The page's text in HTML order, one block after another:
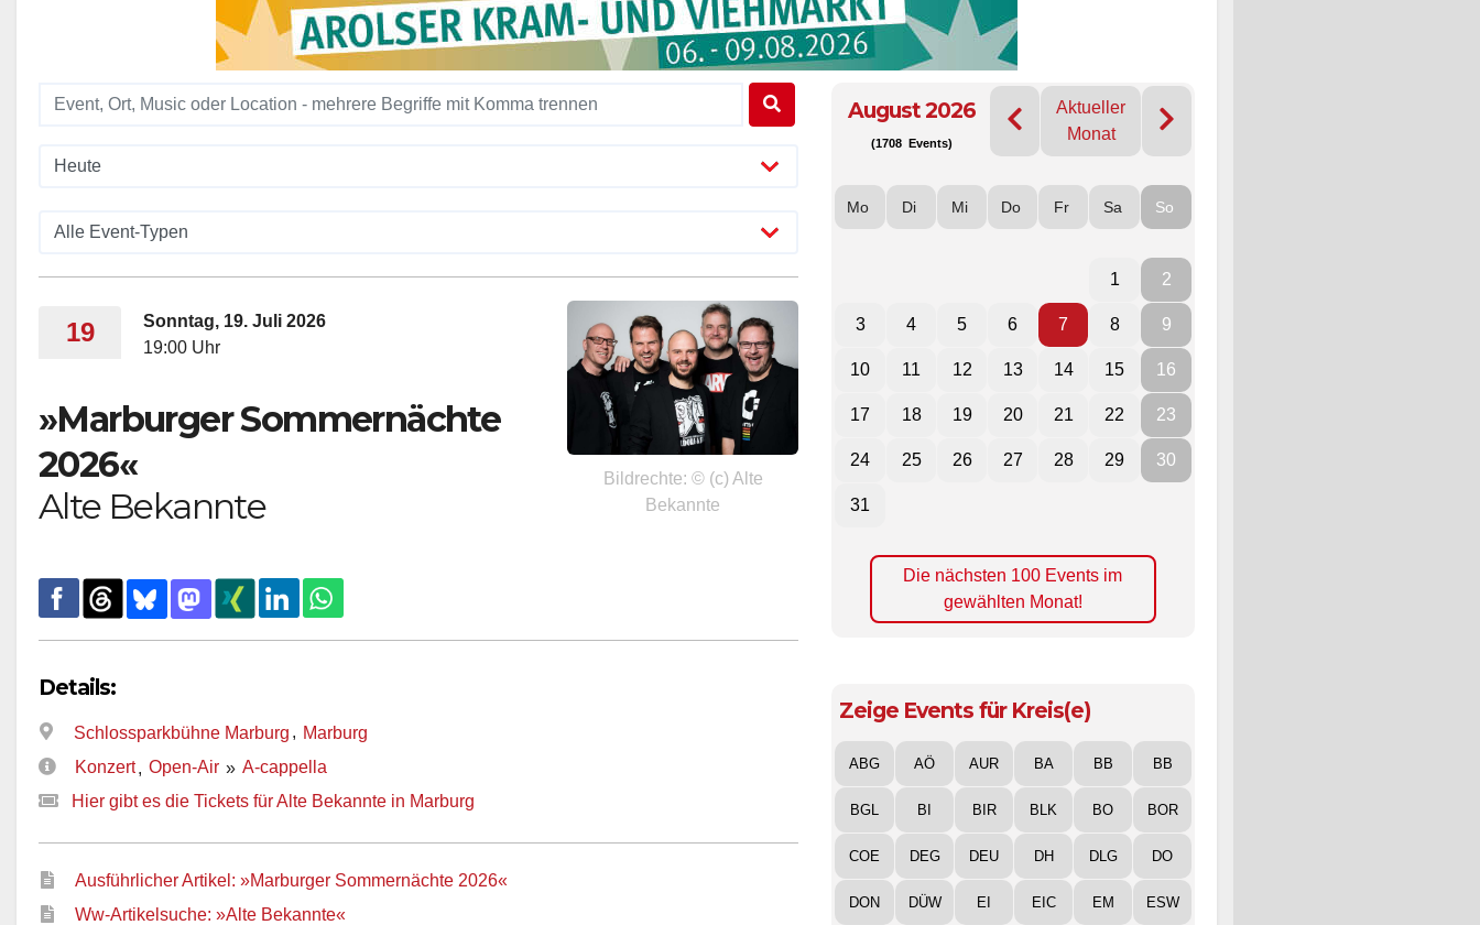
19
Sonntag, 19. Juli 2026
19:00 Uhr
»Marburger Sommernächte
2026«
Alte Bekannte
Bildrechte: © (c) Alte
Bekannte
Details:
Schlossparkbühne Marburg , Marburg
Konzert, Open-Air » A-cappella
Hier gibt es die Tickets für Alte Bekannte in Marburg
Ausführlicher Artikel: »Marburger Sommernächte 2026«
Ww-Artikelsuche: »Alte Bekannte«
August 2026
(1708 Events)
Aktueller
Monat
Mo Di Mi Do Fr Sa So
1 2
3 4 5 6 7 8 9
10 11 12 13 14 15 16
17 18 19 20 21 22 23
24 25 26 27 28 29 30
31
Die nächsten 100 Events im
gewählten Monat!
Zeige Events für Kreis(e)
ABG AÖ AUR BA BB BB
BGL BI BIR BLK BO BOR
COE DEG DEU DH DLG DO
DON DÜW EI EIC EM ESW